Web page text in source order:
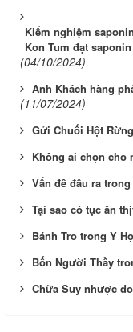
Kiểm nghiệm
Kon Tum đạt
(04/10/2024)
Anh Khách hàng
(11/07/2024)
Gửi Chuối Hột
Không ai chọn cho
Vấn đề đầu ra
Tại sao có tục ăn
Bánh Tro trong Y
Bốn Người Thầy
Chữa Suy nhược